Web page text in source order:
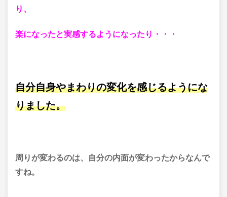
り、
楽になったと実感するようになったり・・・
自分自身やまわりの変化を感じるようにな
りました。
周りが変わるのは、自分の内面が変わったからなんで
すね。